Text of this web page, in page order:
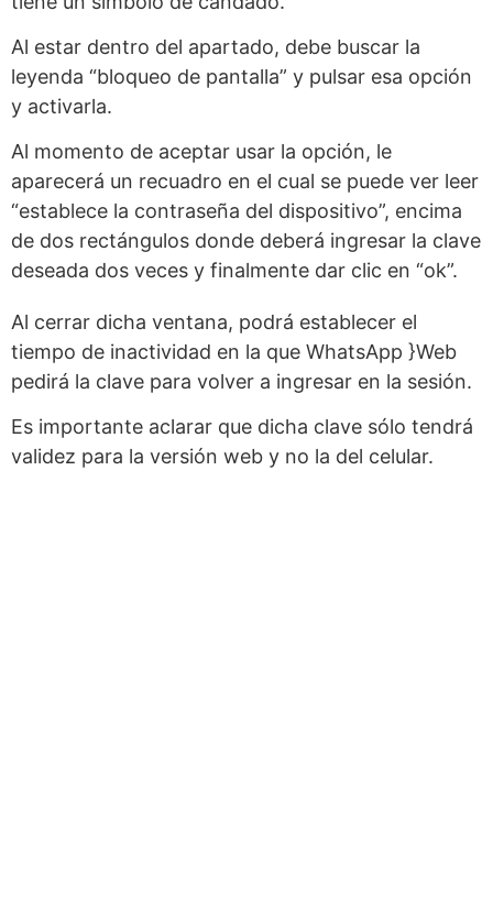
Al estar dentro del apartado, debe buscar la
leyenda “bloqueo de pantalla” y pulsar esa opción
y activarla.
Al momento de aceptar usar la opción, le
aparecerá un recuadro en el cual se puede ver leer
“establece la contraseña del dispositivo”, encima
de dos rectángulos donde deberá ingresar la clave
deseada dos veces y finalmente dar clic en “ok”.
Al cerrar dicha ventana, podrá establecer el
tiempo de inactividad en la que WhatsApp }Web
pedirá la clave para volver a ingresar en la sesión.
Es importante aclarar que dicha clave sólo tendrá
validez para la versión web y no la del celular.